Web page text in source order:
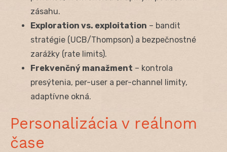
zásahu.
Exploration vs. exploitation – bandit
stratégie (UCB/Thompson) a bezpečnostné
zarážky (rate limits).
Frekvenčný manažment – kontrola
presýtenia, per-user a per-channel limity,
adaptívne okná.
Personalizácia v reálnom
čase